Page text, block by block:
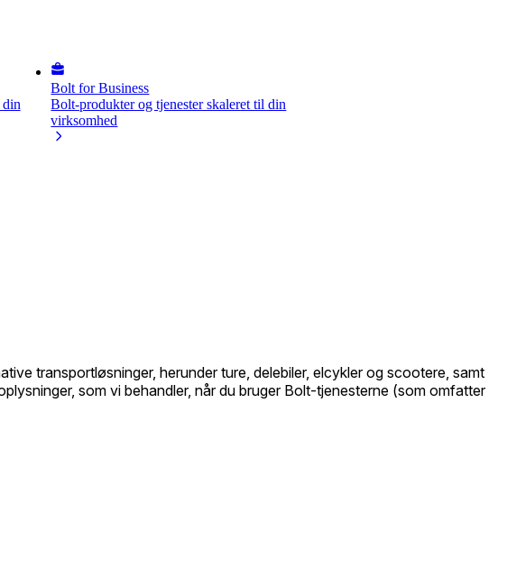
Bolt for Business
Bolt-produkter og tjenester skaleret til din
virksomhed
transportløsninger, herunder ture, delebiler, elcykler og scootere, samt
som vi behandler, når du bruger Bolt-tjenesterne (som omfatter